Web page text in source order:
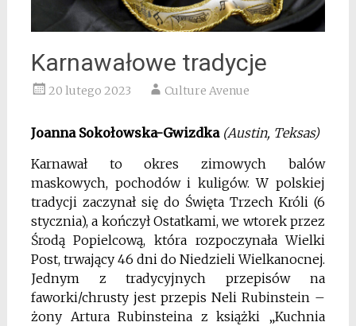
Karnawałowe tradycje
20 lutego 2023 Culture Avenue
Joanna Sokołowska-Gwizdka (Austin, Teksas)
Karnawał to okres zimowych balów
maskowych, pochodów i kuligów. W polskiej
tradycji zaczynał się do Święta Trzech Króli (6
stycznia), a kończył Ostatkami, we wtorek przez
Środą Popielcową, która rozpoczynała Wielki
Post, trwający 46 dni do Niedzieli Wielkanocnej.
Jednym z tradycyjnych przepisów na
faworki/chrusty jest przepis Neli Rubinstein –
żony Artura Rubinsteina z książki „Kuchnia